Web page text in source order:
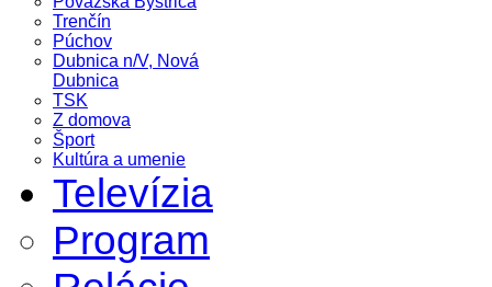
Trenčín
Púchov
Dubnica n/V, Nová
Dubnica
TSK
Z domova
Šport
Kultúra a umenie
Televízia
Program